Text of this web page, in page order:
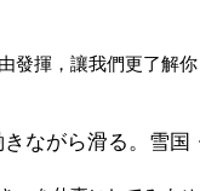
發揮，讓我們更了解
ながら滑る。雪国